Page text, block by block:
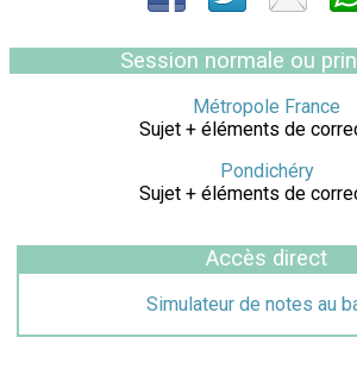
Session normale ou
Métropole France
Sujet + éléments de
Pondichéry
Sujet + éléments de
Accès direct
Simulateur de notes au